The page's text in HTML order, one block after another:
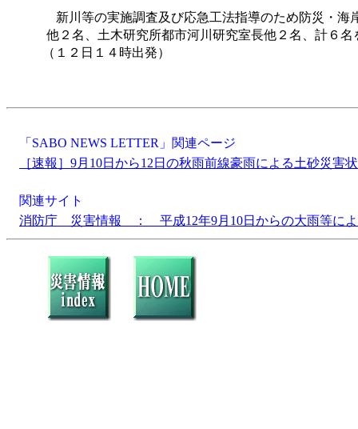
新川等の実施調査及び応急工法指導のため防災・海
他２名、土木研究所都市河川研究室長他２名、計６名
（１２日１４時出発）
「SABO NEWS LETTER」関連ページ
［速報］9月10日から12日の秋雨前線豪雨による土砂災害
関連サイト
消防庁 災害情報 ： 平成12年9月10日からの大雨等によ